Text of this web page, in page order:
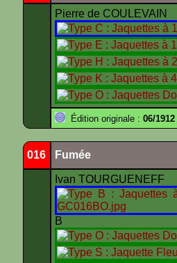
Pierre de COULEVAIN
Édition originale : 06/1912
016 Fumée
Ivan TOURGUENEFF
B